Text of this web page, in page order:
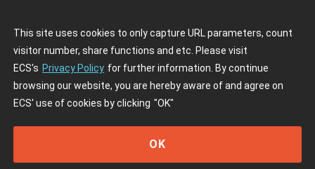
This site uses cookies to only capture URL parameters, count
visitor number, share functions and etc. Please visit
ECS's Privacy Policy for further information. By continue
browsing our website, you are hereby aware of and agree on
ECS' use of cookies by clicking "OK"
OK